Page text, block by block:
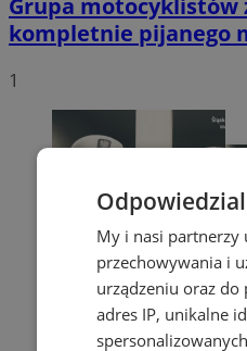
kompletnie pijanego
1
My i nasi
przechowywania i
urządzeniu oraz
adres IP, unikalne